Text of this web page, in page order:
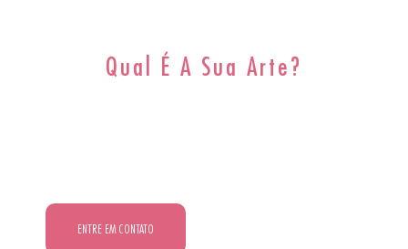
Qual É A Sua Arte?
ENTRE EM CONTATO